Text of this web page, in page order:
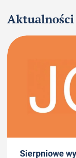
Aktualności
Sierpniowe